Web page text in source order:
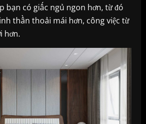
bạn có giấc ngủ ngon hơn, từ đó
thần thoải mái hơn, công việc từ
hơn.